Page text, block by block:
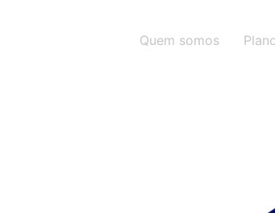
Quem somos